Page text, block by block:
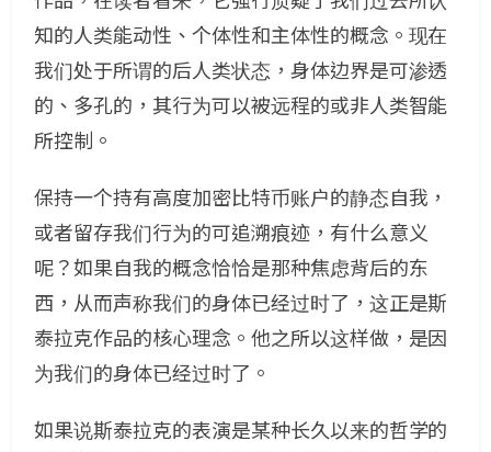
知的人类能动性、个体性和主体性的概念。现在
我们处于所谓的后人类状态，身体边界是可渗透
的、多孔的，其行为可以被远程的或非人类智能
所控制。
保持一个持有高度加密比特币账户的静态自我，
或者留存我们行为的可追溯痕迹，有什么意义
呢？如果自我的概念恰恰是那种焦虑背后的东
西，从而声称我们的身体已经过时了，这正是斯
泰拉克作品的核心理念。他之所以这样做，是因
为我们的身体已经过时了。
如果说斯泰拉克的表演是某种长久以来的哲学的